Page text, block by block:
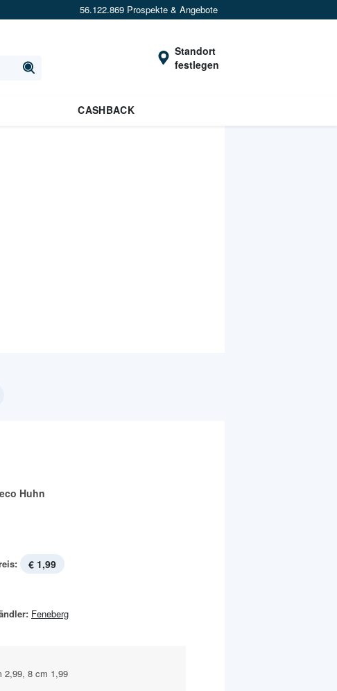
56.122.869 Prospekte & Angebote
Standort
festlegen
CASHBACK
Huhn
€ 1,99
Feneberg
2,99, 8 cm 1,99